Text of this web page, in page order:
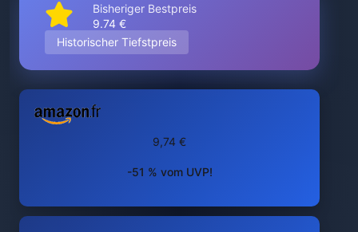
Bisheriger Bestpreis
9.74 €
Historischer Tiefstpreis
9,74 €
-51 % vom UVP!